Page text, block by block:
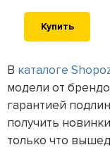
Купить
В каталоге
модели от
гарантией
получить
только что